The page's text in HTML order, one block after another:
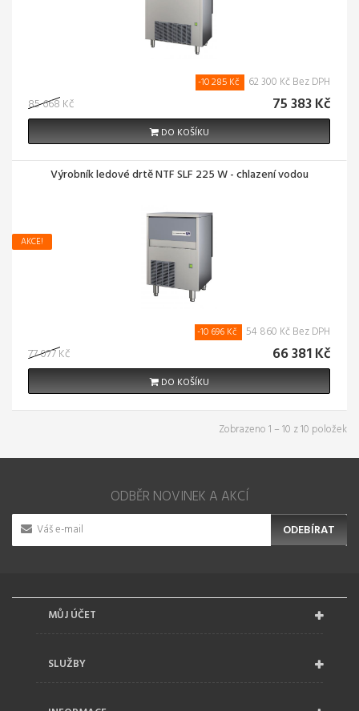
85 668 Kč
-10 285 Kč 62 300 Kč Bez DPH
75 383 Kč
DO KOŠÍKU
Výrobník ledové drtě NTF SLF 225 W - chlazení vodou
AKCE!
77 077 Kč
-10 696 Kč 54 860 Kč Bez DPH
66 381 Kč
DO KOŠÍKU
Zobrazeno 1 – 10 z 10 položek
ODBĚR NOVINEK A AKCÍ
ODEBÍRAT
MŮJ ÚČET
SLUŽBY